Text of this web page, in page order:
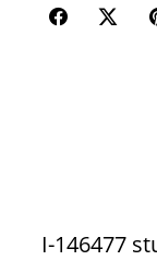
I-146477